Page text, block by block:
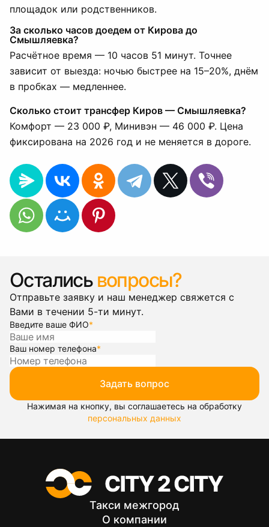
площадок или родственников.
За сколько часов доедем от Кирова до
Смышляевка?
Расчётное время — 10 часов 51 минут. Точнее
зависит от выезда: ночью быстрее на 15–20%, днём
в пробках — медленнее.
Сколько стоит трансфер Киров — Смышляевка?
Комфорт — 23 000 ₽, Минивэн — 46 000 ₽. Цена
фиксирована на 2026 год и не меняется в дороге.
Остались вопросы?
Отправьте заявку и наш менеджер свяжется с
Вами в течении 5-ти минут.
Введите ваше ФИО*
Ваш номер телефона*
Задать вопрос
Нажимая на кнопку, вы соглашаетесь на обработку
персональных данных
Такси межгород
О компании